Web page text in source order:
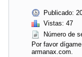
Publicado:
Vistas: 47
Número de
Por favor
armanax.com.